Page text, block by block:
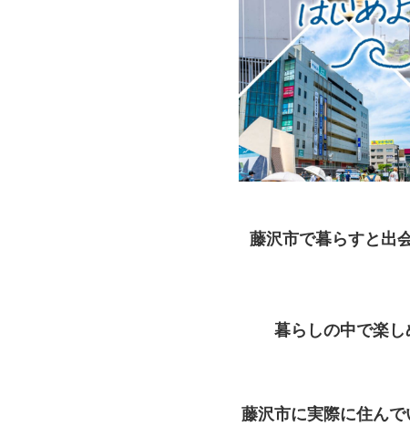
藤沢市で暮らすと出
暮らしの中で楽し
藤沢市に実際に住ん